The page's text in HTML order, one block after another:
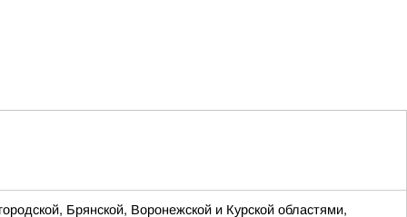
Брянской, Воронежской и Курской областями,